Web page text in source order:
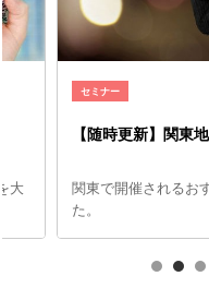
大
セミナー
【随時更新】関東
関東で開催されるお
た。